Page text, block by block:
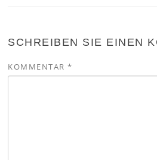
SCHREIBEN SIE EINEN
KOMMENTAR*